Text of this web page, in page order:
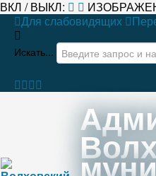
ВКЛ / ВЫКЛ:
Для слабовидящих
Искать...